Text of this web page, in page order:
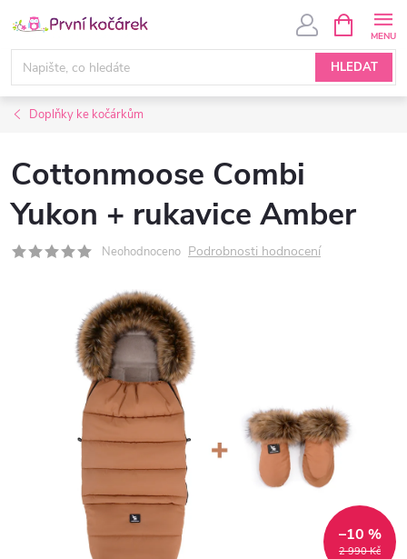
na
obsah
HLEDAT
NÁKUPNÍ
KOŠÍK
Doplňky ke kočárkům
Cottonmoose Combi
Yukon + rukavice Amber
Neohodnoceno Podrobnosti hodnocení
2 990 Kč
–10 %